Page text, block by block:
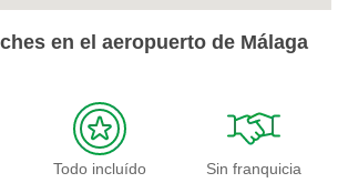
en el aeropuerto de Málaga
Todo incluído Sin franquicia